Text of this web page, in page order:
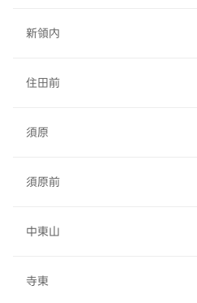
新領内
住田前
須原
須原前
中東山
寺東